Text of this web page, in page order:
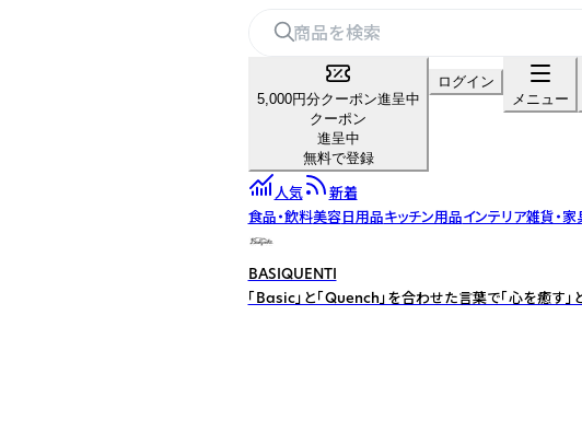
5,000円分クーポン進呈中
クーポン
進呈中
無料で登録
ログイン
メニュー
人気
新着
食品・飲料美容日用品キッチン用品インテリア雑貨・家
BASIQUENTI
「Basic」と「Quench」を合わせた言葉で「心を癒